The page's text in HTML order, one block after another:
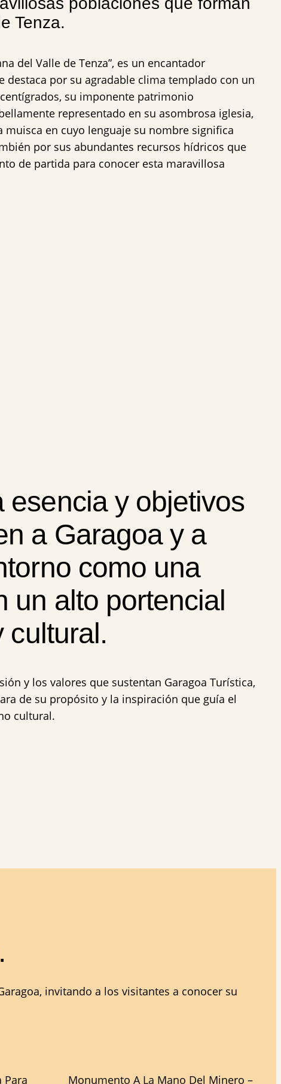
Tenza.
del Valle de Tenza”, es un encantador
destaca por su agradable clima templado con un
su imponente patrimonio
representado en su asombrosa iglesia,
en cuyo lenguaje su nombre significa
por sus abundantes recursos hídricos que
de partida para conocer esta maravillosa
esencia y objetivos
a Garagoa y a
como una
un alto portencial
cultural.
y los valores que sustentan Garagoa Turística,
de su propósito y la inspiración que guía el
cultural.
invitando a los visitantes a conocer su
Para
Monumento A La Mano Del Minero –